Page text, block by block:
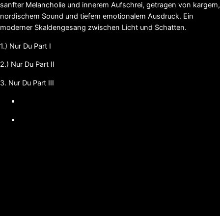
sanfter Melancholie und innerem Aufschrei, getragen von kargem,
nordischem Sound und tiefem emotionalem Ausdruck. Ein
moderner Skaldengesang zwischen Licht und Schatten.
1.) Nur Du Part I
2.) Nur Du Part II
3. Nur Du Part III